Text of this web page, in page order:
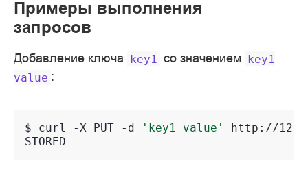
Примеры выполнения
запросов
Добавление ключа key1 со значением key1
value :
$ curl -X PUT -d
'key1 value'
STORED